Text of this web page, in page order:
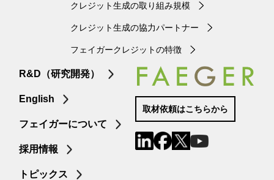
クレジット生成の取り組み規模
クレジット生成の協力パートナー
フェイガークレジットの特徴
R&D（研究開発）
English
フェイガーについて
採用情報
トピックス
取材依頼はこちらから